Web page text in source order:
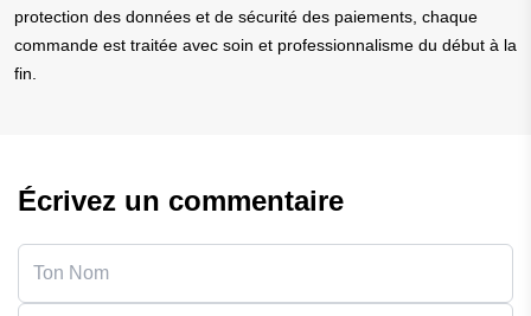
protection des données et de sécurité des paiements, chaque
commande est traitée avec soin et professionnalisme du début à la
fin.
Écrivez un commentaire